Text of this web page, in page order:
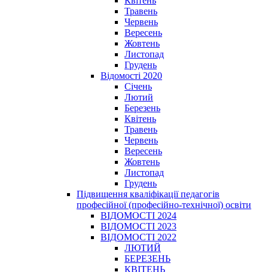
Травень
Червень
Вересень
Жовтень
Листопад
Грудень
Відомості 2020
Січень
Лютий
Березень
Квітень
Травень
Червень
Вересень
Жовтень
Листопад
Грудень
Підвищення кваліфікації педагогів
професійної (професійно-технічної) освіти
ВІДОМОСТІ 2024
ВІДОМОСТІ 2023
ВІДОМОСТІ 2022
ЛЮТИЙ
БЕРЕЗЕНЬ
КВІТЕНЬ